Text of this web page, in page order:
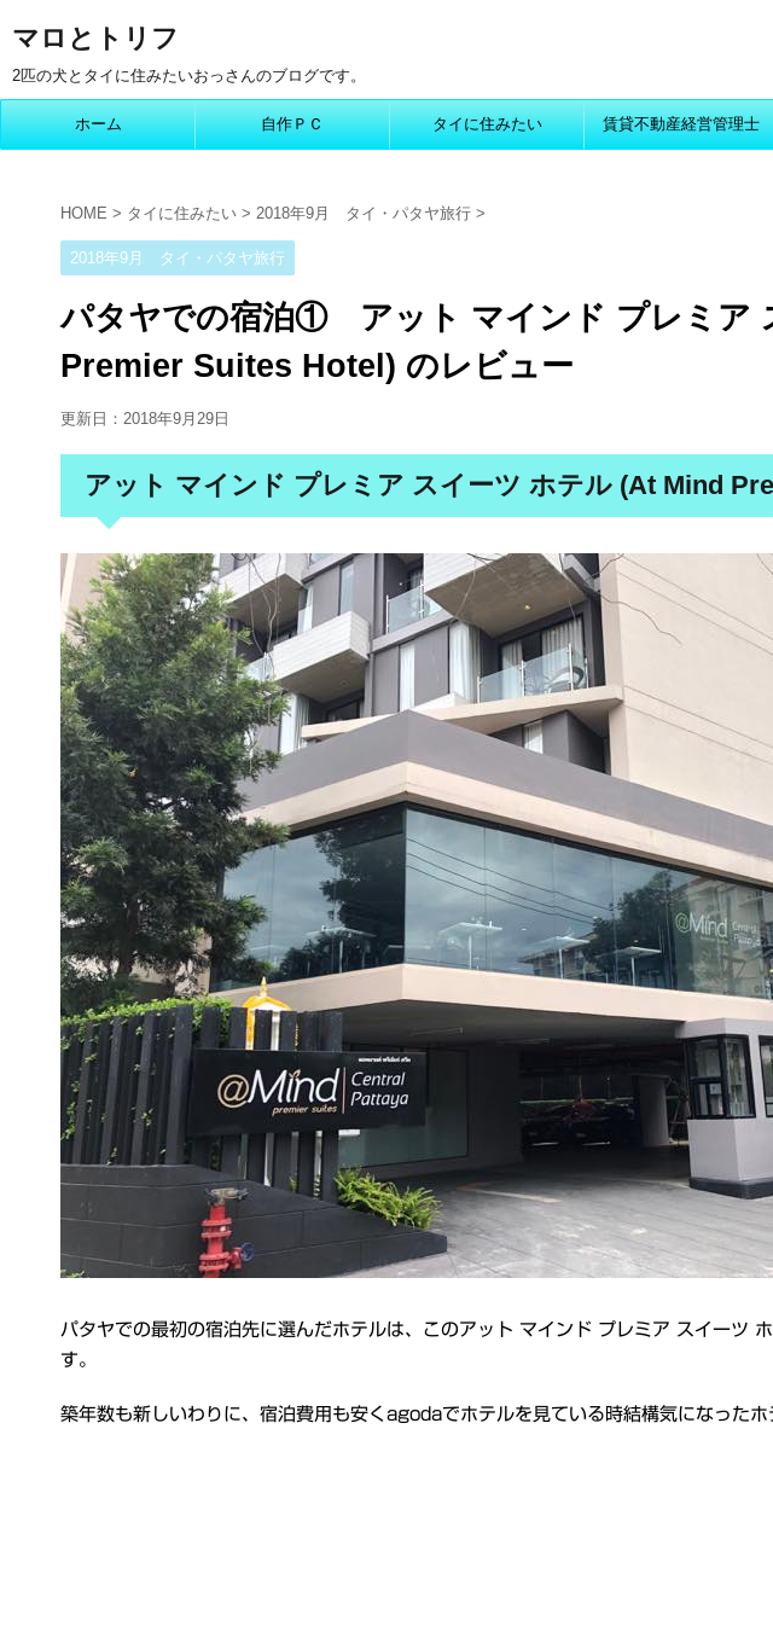
マロとトリフ
2匹の犬とタイに住みたいおっさんのブログです。
ホーム 自作ＰＣ タイに住みたい 賃貸不動産経営管理士
HOME > タイに住みたい > 2018年9月 タイ・パタヤ旅行 >
2018年9月 タイ・パタヤ旅行
パタヤでの宿泊① アット マインド プレミア
Premier Suites Hotel) のレビュー
更新日： 2018年9月29日
アット マインド プレミア スイーツ ホテル (At Mind
パタヤでの最初の宿泊先に選んだホテルは、このアット マインド プレミア スイー
す。
築年数も新しいわりに、宿泊費用も安くagodaでホテルを見ている時結構気になったホ